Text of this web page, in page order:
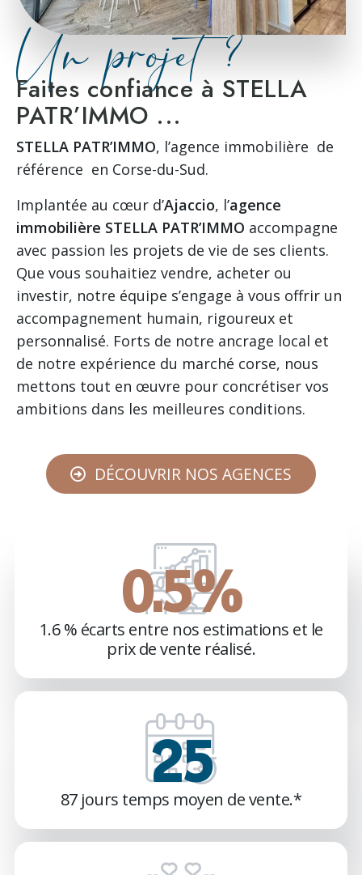
Un projet ?
Faites confiance à STELLA
PATR’IMMO ...
STELLA PATR’IMMO, l’agence immobilière de
référence en Corse-du-Sud.
Implantée au cœur d’Ajaccio, l’agence
immobilière STELLA PATR’IMMO accompagne
avec passion les projets de vie de ses clients.
Que vous souhaitiez vendre, acheter ou
investir, notre équipe s’engage à vous offrir un
accompagnement humain, rigoureux et
personnalisé. Forts de notre ancrage local et
de notre expérience du marché corse, nous
mettons tout en œuvre pour concrétiser vos
ambitions dans les meilleures conditions.
DÉCOUVRIR NOS AGENCES
1.1%
1.6 % écarts entre nos estimations et le
prix de vente réalisé.
62
87 jours temps moyen de vente.*